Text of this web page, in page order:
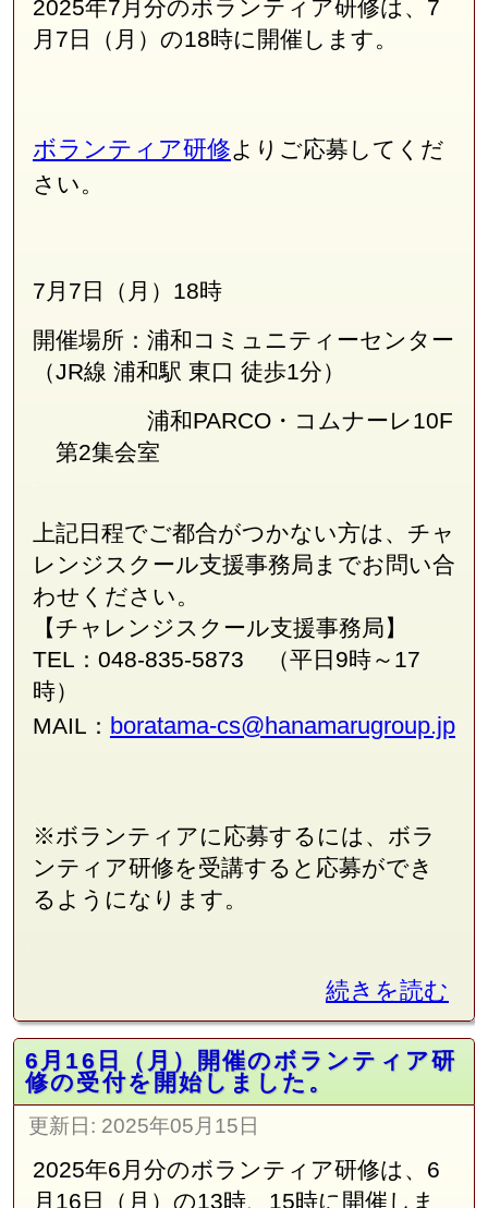
2025年7月分のボランティア研修は、7
月7日（月）の18時に開催します。
ボランティア研修よりご応募してくだ
さい。
7月7日（月）18時
開催場所：浦和コミュニティーセンター
（JR線 浦和駅 東口 徒歩1分）
浦和PARCO・コムナーレ10F
第2集会室
上記日程でご都合がつかない方は、チャ
レンジスクール支援事務局 までお問い合
わせください。
【チャレンジスクール支援事務局】
TEL：048-835-5873 （平日9時～17
時）
MAIL： boratama-cs@hanamarugroup.jp
※ボランティアに応募するには、ボラ
ンティア研修を受講すると応募ができ
るようになります。
続きを読む
6月16日（月）開催のボランティア研
修の受付を開始しました。
更新日: 2025年05月15日
2025年6月分のボランティア研修は、6
月16日（月）の13時、15時に開催しま